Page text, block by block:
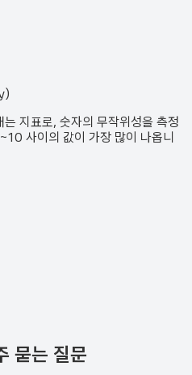
지표로, 숫자의 무작위성을 측정
사이의 값이 가장 많이 나옵니
묻는 질문